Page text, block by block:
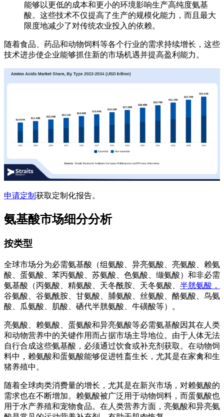
能够以更低的成本和更小的环境影响生产高纯度氨基
酸。这些技术不仅提高了生产的规模化能力，而且最大
限度地减少了对传统农业投入的依赖。
随着食品、药品和动物饲料等各个行业的需求持续增长，这些
技术进步使企业能够抓住新的市场机遇并提高盈利能力。
申请定制 获取定制化报告。
氨基酸市场细分分析
按类型
全球市场分为必需氨基酸（组氨酸、异亮氨酸、亮氨酸、赖氨
酸、蛋氨酸、苯丙氨酸、苏氨酸、色氨酸、缬氨酸）和非必需
氨基酸（丙氨酸、精氨酸、天冬酰胺、天冬氨酸、 半胱氨酸，
谷氨酸、谷氨酰胺、甘氨酸、脯氨酸、丝氨酸、酪氨酸、鸟氨
酸、瓜氨酸、肌酸、硒代半胱氨酸、牛磺酸等）。
亮氨酸、赖氨酸、蛋氨酸和异亮氨酸等必需氨基酸因其在人类
和动物营养中的关键作用而占据市场主导地位。由于人体无法
自行合成这些氨基酸，必须通过饮食或补充剂获取。在动物饲
料中，赖氨酸和蛋氨酸能够促进牲畜生长，尤其是在家禽和生
猪养殖中。
随着全球肉类消费量的增长，尤其是在新兴市场，对赖氨酸的
需求也在不断增加。赖氨酸被广泛用于动物饲料，而蛋氨酸也
用于水产养殖和宠物食品。在人类营养方面，亮氨酸和异亮氨